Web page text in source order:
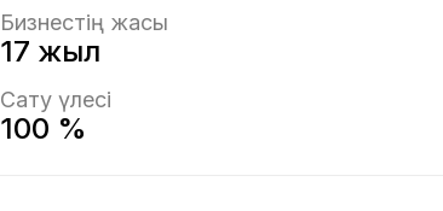
Бизнестің жасы
17 жыл
Сату үлесі
100 %